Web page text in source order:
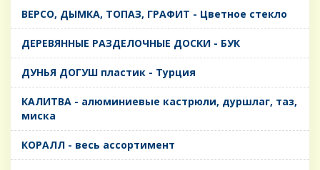
ВЕРСО, ДЫМКА, ТОПАЗ, ГРАФИТ - Цветное стекло
ДЕРЕВЯННЫЕ РАЗДЕЛОЧНЫЕ ДОСКИ - БУК
ДУНЬЯ ДОГУШ пластик - Турция
КАЛИТВА - алюминиевые кастрюли, дуршлаг, таз,
миска
КОРАЛЛ - весь ассортимент